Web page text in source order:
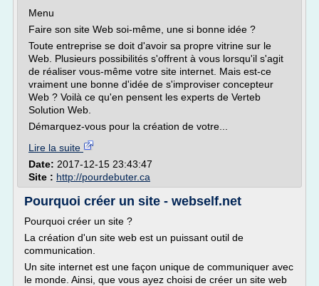
Menu
Faire son site Web soi-même, une si bonne idée ?
Toute entreprise se doit d'avoir sa propre vitrine sur le
Web. Plusieurs possibilités s'offrent à vous lorsqu'il s'agit
de réaliser vous-même votre site internet. Mais est-ce
vraiment une bonne d'idée de s'improviser concepteur
Web ? Voilà ce qu'en pensent les experts de Verteb
Solution Web.
Démarquez-vous pour la création de votre...
Lire la suite
Date: 2017-12-15 23:43:47
Site : http://pourdebuter.ca
Pourquoi créer un site - webself.net
Pourquoi créer un site ?
La création d'un site web est un puissant outil de
communication.
Un site internet est une façon unique de communiquer avec
le monde. Ainsi, que vous ayez choisi de créer un site web